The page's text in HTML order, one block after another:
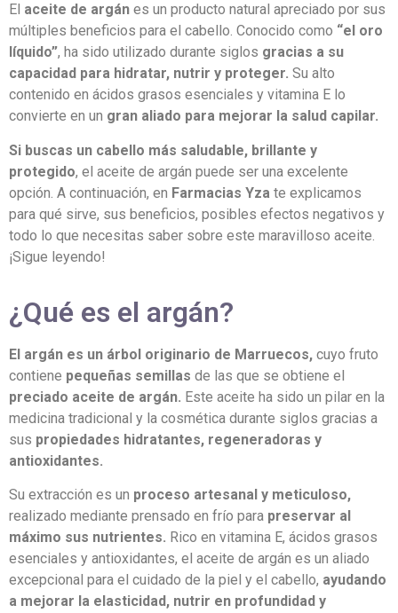
El aceite de argán es un producto natural apreciado por sus
múltiples beneficios para el cabello. Conocido como “el oro
líquido”, ha sido utilizado durante siglos gracias a su
capacidad para hidratar, nutrir y proteger. Su alto
contenido en ácidos grasos esenciales y vitamina E lo
convierte en un gran aliado para mejorar la salud capilar.
Si buscas un cabello más saludable, brillante y
protegido, el aceite de argán puede ser una excelente
opción. A continuación, en Farmacias Yza te explicamos
para qué sirve, sus beneficios, posibles efectos negativos y
todo lo que necesitas saber sobre este maravilloso aceite.
¡Sigue leyendo!
¿Qué es el argán?
El argán es un árbol originario de Marruecos, cuyo fruto
contiene pequeñas semillas de las que se obtiene el
preciado aceite de argán. Este aceite ha sido un pilar en la
medicina tradicional y la cosmética durante siglos gracias a
sus propiedades hidratantes, regeneradoras y
antioxidantes.
Su extracción es un proceso artesanal y meticuloso,
realizado mediante prensado en frío para preservar al
máximo sus nutrientes. Rico en vitamina E, ácidos grasos
esenciales y antioxidantes, el aceite de argán es un aliado
excepcional para el cuidado de la piel y el cabello, ayudando
a mejorar la elasticidad, nutrir en profundidad y